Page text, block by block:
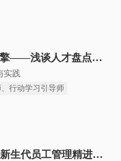
触发人才管理引擎——浅谈人才盘点理论与实践
实践
行动学习引导师
精彩“共舞”——新生代员工管理精进